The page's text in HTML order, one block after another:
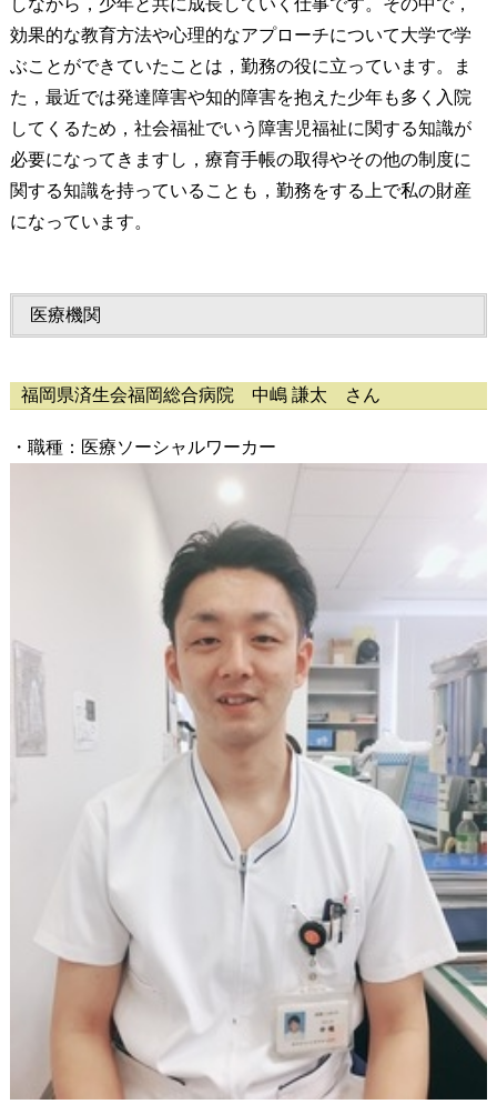
効果的な教育方法や心理的なアプローチについて大学で学
ぶことができていたことは，勤務の役に立っています。ま
た，最近では発達障害や知的障害を抱えた少年も多く入院
してくるため，社会福祉でいう障害児福祉に関する知識が
必要になってきますし，療育手帳の取得やその他の制度に
関する知識を持っていることも，勤務をする上で私の財産
になっています。
医療機関
福岡県済生会福岡総合病院 中嶋 謙太 さん
・職種：医療ソーシャルワーカー